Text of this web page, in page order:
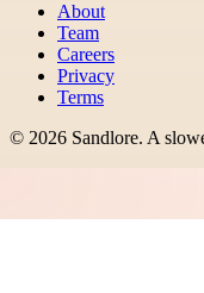
About
Team
Careers
Privacy
Terms
© 2026 Sandlore. A